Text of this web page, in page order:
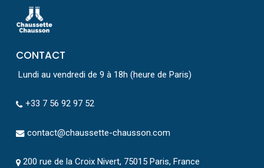
CONTACT
Lundi au vendredi de 9 à 18h (heure de Paris)
+33 7 56 92 97 52
contact@chaussette-chausson.com
200 rue de la Croix Nivert, 75015 Paris, France